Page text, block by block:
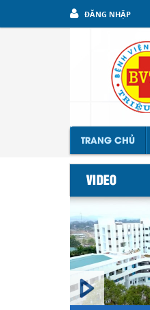
ĐĂNG NHẬP
TRANG CHỦ
VIDEO